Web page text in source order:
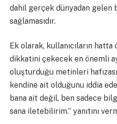
dahil gerçek dünyadan gelen
sağlamasıdır.
Ek olarak, kullanıcıların
dikkatini çekecek en önemli
oluşturduğu metinleri
kendine ait olduğunu iddia
bana ait değil, ben sadece
sana iletebilirim.” yanıtını